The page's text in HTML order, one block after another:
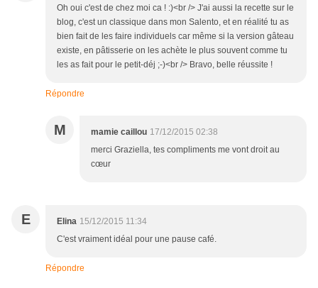
Oh oui c'est de chez moi ca ! :)<br /> J'ai aussi la recette sur le
blog, c'est un classique dans mon Salento, et en réalité tu as
bien fait de les faire individuels car même si la version gâteau
existe, en pâtisserie on les achète le plus souvent comme tu
les as fait pour le petit-déj ;-)<br /> Bravo, belle réussite !
Répondre
M mamie caillou 17/12/2015 02:38
merci Graziella, tes compliments me vont droit au
cœur
E Elina 15/12/2015 11:34
C'est vraiment idéal pour une pause café.
Répondre